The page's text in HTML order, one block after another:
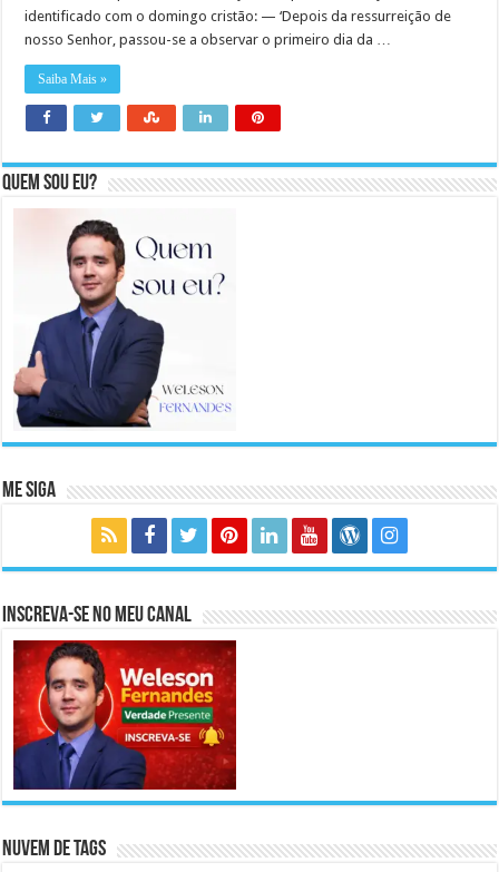
identificado com o domingo cristão: — ‘Depois da ressurreição de
nosso Senhor, passou-se a observar o primeiro dia da …
Saiba Mais »
Quem sou eu?
Me Siga
Inscreva-se no meu canal
Nuvem de Tags